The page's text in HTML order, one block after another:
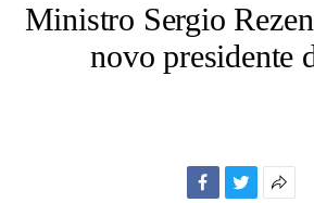
Ministro Sergio
novo presidente